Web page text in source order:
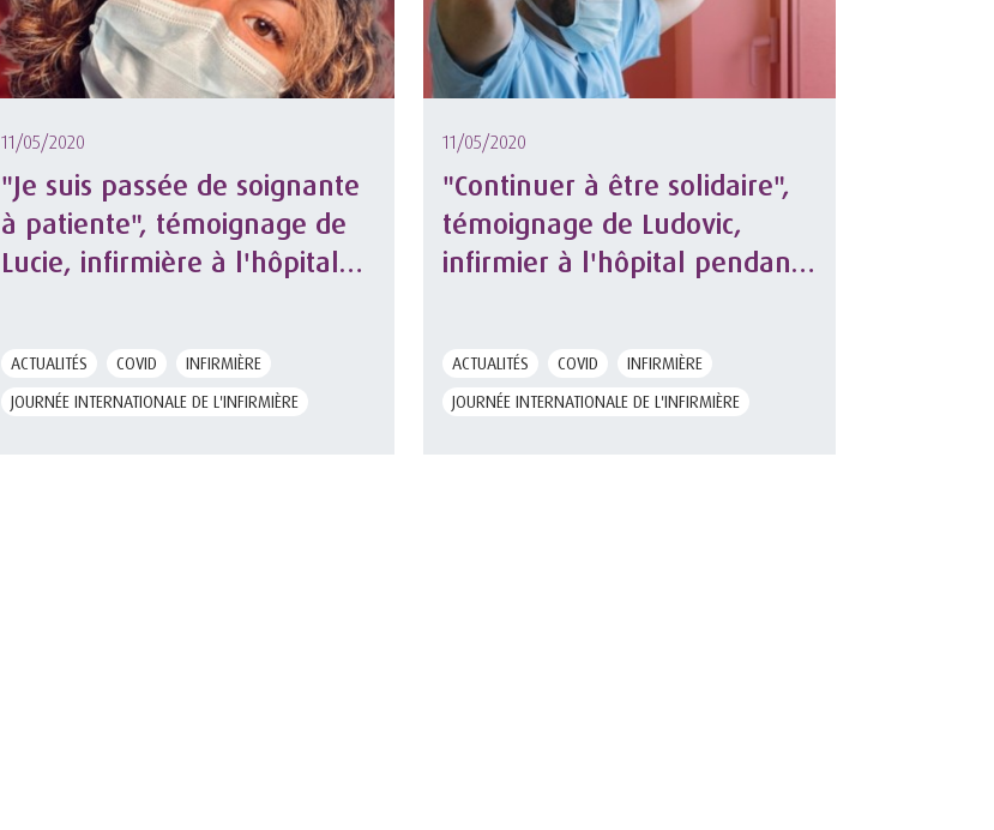
11/05/2020
"Je suis passée de soignante
à patiente", témoignage de
Lucie, infirmière à l'hôpital
ACTUALITÉS COVID
INFIRMIÈRE
JOURNÉE INTERNATIONALE DE L'INFIRMIÈRE
11/05/2020
"Continuer à être solidaire",
témoignage de Ludovic,
infirmier à l'hôpital pendant
ACTUALITÉS COVID
INFIRMIÈRE
JOURNÉE INTERNATIONALE DE L'INFIRMIÈRE